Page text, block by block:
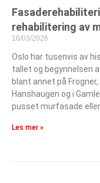
rehabilitering av
16/03/2026
Oslo har tusenvis av
tallet og begynnelsen
blant annet på
Hanshaugen og i
pusset murfasade
Les mer »